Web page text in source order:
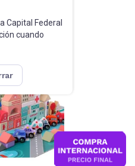
Capital Federal
cuando